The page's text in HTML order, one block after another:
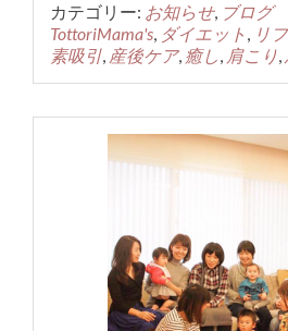
カテゴリー: お知らせ, ブログ
TottoriMama's, ダイエット , リ
素吸引, 産後ケア, 癒し, 肩こり,